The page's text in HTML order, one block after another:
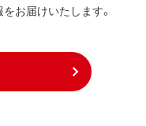
お届けいたします。